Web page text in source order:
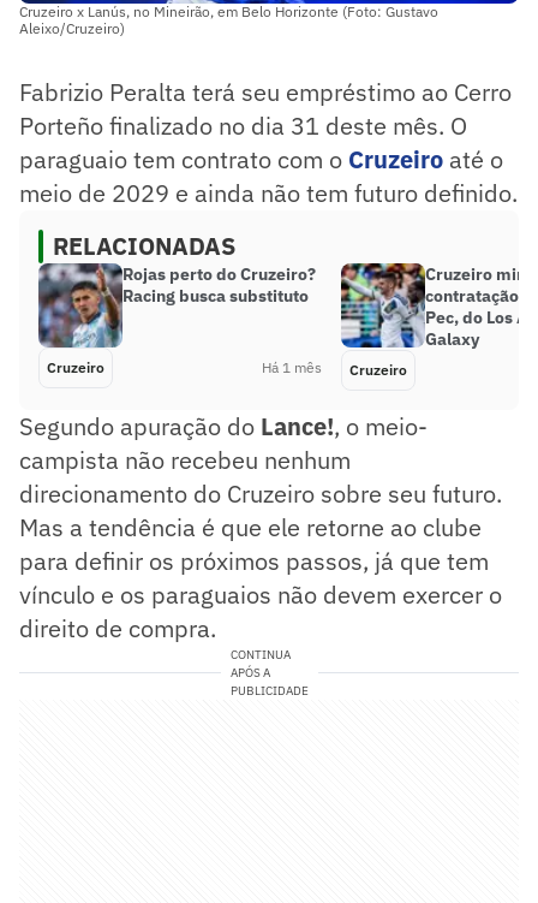
Cruzeiro x Lanús, no Mineirão, em Belo Horizonte (Foto: Gustavo
Aleixo/Cruzeiro)
Fabrizio Peralta terá seu empréstimo ao Cerro
Porteño finalizado no dia 31 deste mês. O
paraguaio tem contrato com o Cruzeiro até o
meio de 2029 e ainda não tem futuro definido.
RELACIONADAS
Rojas perto do Cruzeiro?
Racing busca substituto
Cruzeiro Há 1 mês
Cruzeiro mira
contratação
Pec, do Los
Galaxy
Cruzeiro
Segundo apuração do Lance!, o meio-
campista não recebeu nenhum
direcionamento do Cruzeiro sobre seu futuro.
Mas a tendência é que ele retorne ao clube
para definir os próximos passos, já que tem
vínculo e os paraguaios não devem exercer o
direito de compra.
CONTINUA
APÓS A
PUBLICIDADE